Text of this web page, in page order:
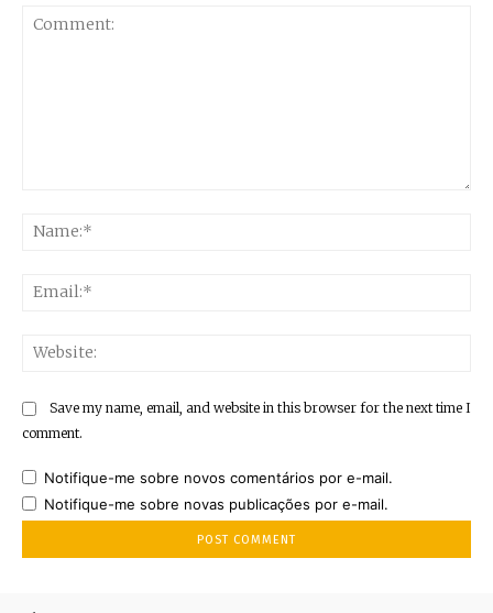
Save my name, email, and website in this browser for the next time I
comment.
Notifique-me sobre novos comentários por e-mail.
Notifique-me sobre novas publicações por e-mail.